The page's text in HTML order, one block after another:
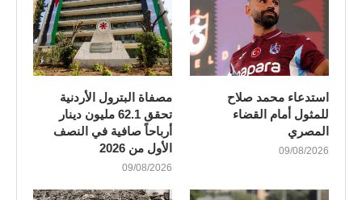
استدعاء محمد صلاح
للمثول أمام القضاء
المصري
09/08/2026
مصفاة البترول الأردنية
تحقق 62.1 مليون دينار
أرباحاً صافية في النصف
الأول من 2026
09/08/2026